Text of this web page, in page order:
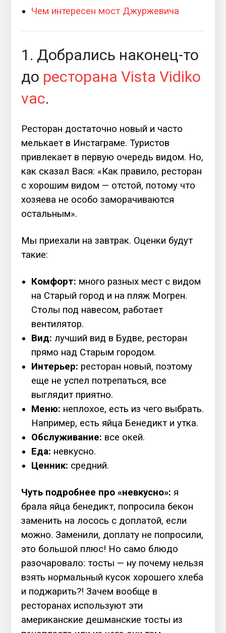
Чем интересен мост Джуржевича
1. Добрались наконец-то
до ресторана Vista Vidiko
vac.
Ресторан достаточно новый и часто
мелькает в Инстаграме. Туристов
привлекает в первую очередь видом. Но,
как сказал Вася: «Как правило, ресторан
с хорошим видом — отстой, потому что
хозяева не особо заморачиваются
остальным».
Мы приехали на завтрак. Оценки будут
такие:
Комфорт: много разных мест с видом
на Старый город и на пляж Могрен.
Столы под навесом, работает
вентилятор.
Вид: лучший вид в Будве, ресторан
прямо над Старым городом.
Интерьер: ресторан новый, поэтому
еще не успел потрепаться, все
выглядит приятно.
Меню: неплохое, есть из чего выбрать.
Например, есть яйца Бенедикт и утка.
Обслуживание: все окей.
Еда: невкусно.
Ценник: средний.
Чуть подробнее про «невкусно»: я
брала яйца бенедикт, попросила бекон
заменить на лосось с доплатой, если
можно. Заменили, доплату не попросили,
это большой плюс! Но само блюдо
разочаровало: тосты — ну почему нельзя
взять нормальный кусок хорошего хлеба
и поджарить?! Зачем вообще в
ресторанах используют эти
американские дешманские тосты из